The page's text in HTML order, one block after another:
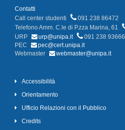
Contatti
Call center studenti
091 238 86472
Telefono Amm. C.le di P.zza Marina, 61
URP
urp@unipa.it
091 238 93666
PEC
pec@cert.unipa.it
Webmaster
webmaster@unipa.it
Accessibilità
Orientamento
Ufficio Relazioni con il Pubblico
Credits